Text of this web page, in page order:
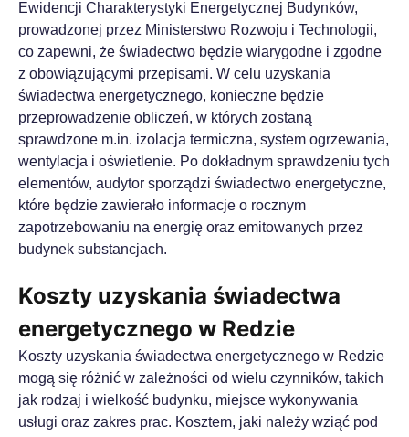
Ewidencji Charakterystyki Energetycznej Budynków,
prowadzonej przez Ministerstwo Rozwoju i Technologii,
co zapewni, że świadectwo będzie wiarygodne i zgodne
z obowiązującymi przepisami. W celu uzyskania
świadectwa energetycznego, konieczne będzie
przeprowadzenie obliczeń, w których zostaną
sprawdzone m.in. izolacja termiczna, system ogrzewania,
wentylacja i oświetlenie. Po dokładnym sprawdzeniu tych
elementów, audytor sporządzi świadectwo energetyczne,
które będzie zawierało informacje o rocznym
zapotrzebowaniu na energię oraz emitowanych przez
budynek substancjach.
Koszty uzyskania świadectwa
energetycznego w Redzie
Koszty uzyskania świadectwa energetycznego w Redzie
mogą się różnić w zależności od wielu czynników, takich
jak rodzaj i wielkość budynku, miejsce wykonywania
usługi oraz zakres prac. Kosztem, jaki należy wziąć pod